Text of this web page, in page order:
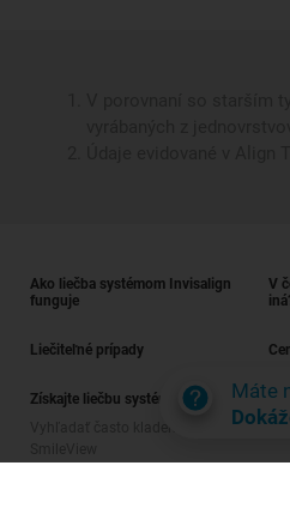
Máte
Ako liečba systémom Invisalign
funguje
V
Liečiteľné prípady
Získajte liečbu systémom Invisalign
Vyhľadať často kladené otázky